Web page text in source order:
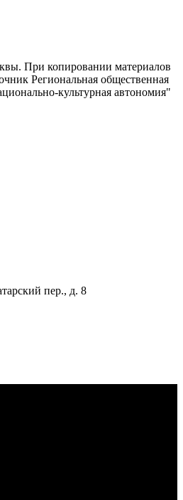
При копировании материалов
Региональная общественная
культурная автономия"
пер., д. 8